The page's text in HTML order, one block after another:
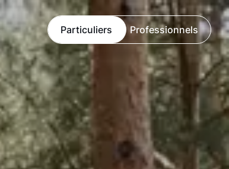
Particuliers Professionnels